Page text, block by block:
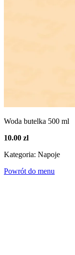
Woda butelka 500 ml
10.00 zl
Kategoria: Napoje
Powrót do menu